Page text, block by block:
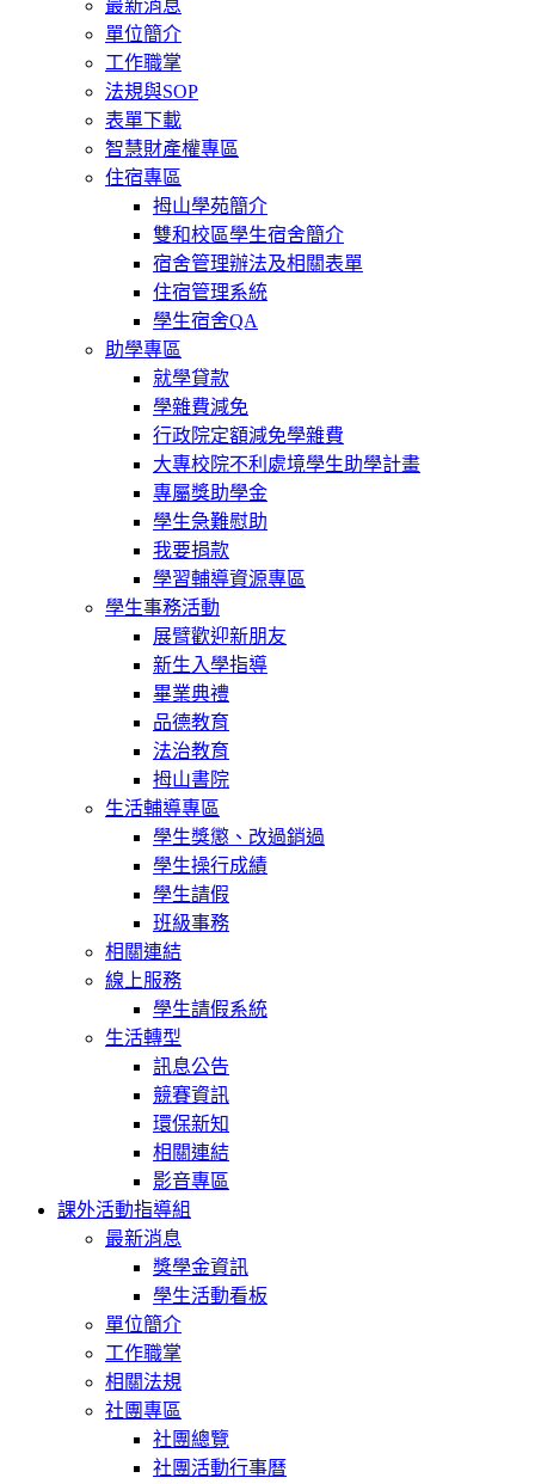
最新消息
單位簡介
工作職掌
法規與SOP
表單下載
智慧財產權專區
住宿專區
拇山學苑簡介
雙和校區學生宿舍簡介
宿舍管理辦法及相關表單
住宿管理系統
學生宿舍QA
助學專區
就學貸款
學雜費減免
行政院定額減免學雜費
大專校院不利處境學生助學計畫
專屬獎助學金
學生急難慰助
我要捐款
學習輔導資源專區
學生事務活動
展臂歡迎新朋友
新生入學指導
畢業典禮
品德教育
法治教育
拇山書院
生活輔導專區
學生獎懲、改過銷過
學生操行成績
學生請假
班級事務
相關連結
線上服務
學生請假系統
生活轉型
訊息公告
競賽資訊
環保新知
相關連結
影音專區
課外活動指導組
最新消息
獎學金資訊
學生活動看板
單位簡介
工作職掌
相關法規
社團專區
社團總覽
社團活動行事曆